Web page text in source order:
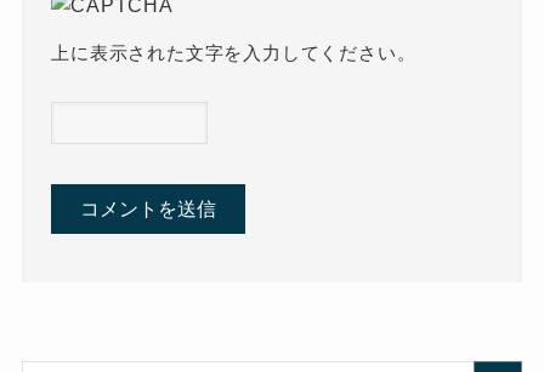
上に表示された文字を入力してください。